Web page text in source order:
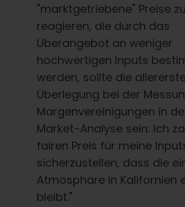
"marktgetriebene" Preise zu
reagieren, die durch das
Überangebot an weniger
hochwertigen Inputs
werden, sollte die
Überlegung bei der
Margenvereinigungen in
Market-Analyse sein: Ich
fairen Preis für meine
sicherzustellen, dass die
Atmosphäre in Kalifornien
bleibt."